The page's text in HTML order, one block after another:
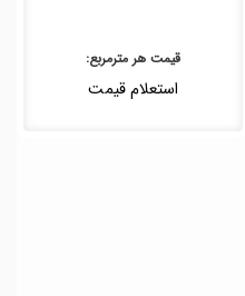
قیمت هر مترمربع:
استعلام قیمت